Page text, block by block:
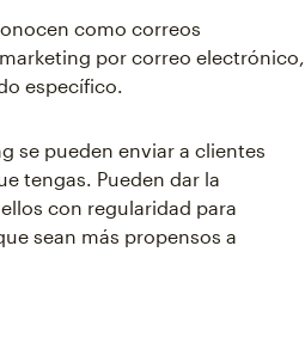
como correos
por correo electrónico,
específico.
se pueden enviar a clientes
tengas. Pueden dar la
con regularidad para
sean más propensos a